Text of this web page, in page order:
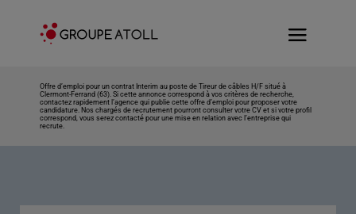
Offre d’emploi pour un contrat Interim au poste de Tireur de câbles H/F situé à
Clermont-Ferrand (63). Si cette annonce correspond à vos critères de recherche,
contactez rapidement l’agence qui publie cette offre d’emploi pour proposer votre
candidature. Nos chargés de recrutement pourront consulter votre CV et si votre profil
correspond, vous serez contacté pour une mise en relation avec l’entreprise qui
recrute.